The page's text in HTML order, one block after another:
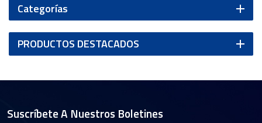
Categorías
PRODUCTOS DESTACADOS
Suscríbete A Nuestros Boletines